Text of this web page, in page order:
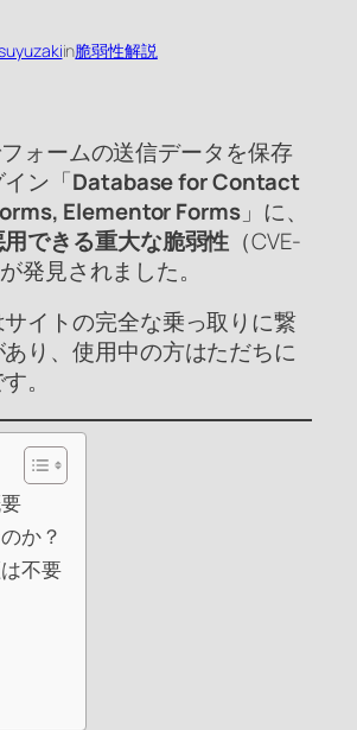
in脆弱性解説
ォームの送信データを保存
ン「Database for Contact
Elementor Forms」に、
できる重大な脆弱性 （CVE-
発見されました。
イトの完全な乗っ取りに繋
り、使用中の方はただちに
。
か？
不要